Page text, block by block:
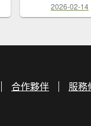
2026-02-14
合作夥伴 服務